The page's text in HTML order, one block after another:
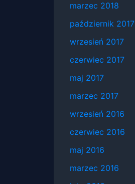
marzec 2018
październik 2017
wrzesień 2017
czerwiec 2017
maj 2017
marzec 2017
wrzesień 2016
czerwiec 2016
maj 2016
marzec 2016